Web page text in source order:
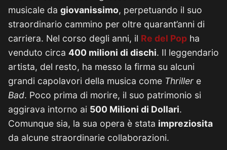
musicale da giovanissimo, perpetuando il suo
straordinario cammino per oltre quarant’anni di
carriera. Nel corso degli anni, il Re del Pop ha
venduto circa 400 milioni di dischi. Il leggendario
artista, del resto, ha messo la firma su alcuni
grandi capolavori della musica come Thriller e
Bad. Poco prima di morire, il suo patrimonio si
aggirava intorno ai 500 Milioni di Dollari.
Comunque sia, la sua opera è stata impreziosita
da alcune straordinarie collaborazioni.